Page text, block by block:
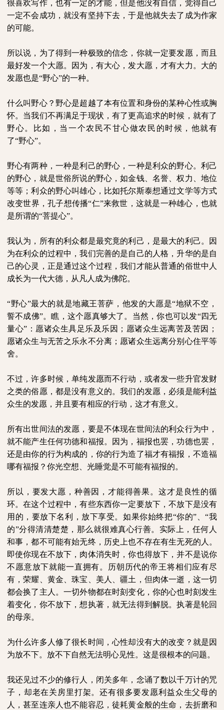
很喜欢写作，也有一定的才能，但是他没有自信，觉得自己
一定不会成功，就没有坚持下去，于是他就失去了成为作家
的可能。
所以说，为了得到一种极致的信念，你就一定要发愿，而且
最好发一个大愿。因为，有大心，发大愿，才有大力。大的
发愿也是“野心”的一种。
什么叫野心？野心是超越了本有位置和身份的某种心性或胸
怀。当我们不再满足于现状，有了更高追求的时候，就有了
野心。比如，当一个农民不甘心做农民的时候，他就有
了“野心”。
野心有两种，一种是利己的野心，一种是利众的野心。利己
的野心，就是世俗所说的野心，如金钱、名誉、权力、地位
等等；利众的野心叫雄心，比如托尔斯泰想通过文学等方式
改变世界，孔子想传播“仁”来救世，这就是一种雄心，也就
是所谓的“菩提心”。
我认为，所有的利众都是最究竟的利己，是最大的利己。因
为在利众的过程中，我们完善的是自己的人格，升华的是自
己的心灵，正是通过这个过程，我们才能从普通的俗世中人
成长为一代大德，从凡人成为佛陀。
“野心”最大的就是地藏王菩萨，他发的大愿是“地狱不空，
誓不成佛”。瞧，这个愿真够大了。当然，你也可以发“四无
量心”：愿诸众生具足乐及乐因；愿诸众生远离苦及苦因；
愿诸众生与无苦之乐永不分离；愿诸众生远离分别心住平等
舍。
不过，许多时候，单纯发愿而不行动，或者发一些升官发财
之类的俗愿，都是没有意义的。我们的发愿，必须是能利益
众生的发愿，并且要有相应的行动，这才有意义。
所有出世间法的发愿，要是不体现在世间法的利众行为中，
就不能产生任何功德和福报。因为，福报也罢，功德也罢，
还是由你的行为构成的，你的行为造了福才有福报，不造福
哪有福报？你光空想、光睡觉是不可能有福报的。
所以，要发大愿，种善因，才能得善果。这才是良性的循
环。在这个过程中，有些东西你一定要放下，不放下是没有
用的，要放下名利，放下享受。如果你始终把“你的”、“我
的”分得清清楚楚，那么就很难真心行善。实际上，任何人
和事，都不可能有始无终，历史上也不存在有生无死的人。
即使你现在不放下，肉体消失时，你也得放下，并不是说你
不愿意放下就能一直拥有。历朝历代的帝王将相们应有尽
有，荣耀、黄金、珠宝、美人、疆土，但肉体一逝，这一切
都会换了主人。一切外物都在时刻变化，你的心也时刻发生
着变化，你不放下，想执著，就无法得到解脱。执著是轮回
的母亲。
为什么许多人修了很长时间，心性却没有大的改变？就是因
为放不下。放不下自然无法明心见性。这是很根本的问题。
我还见过不少的修行人，闭关多年，念诵了数以千万计的咒
子，却老在关房里打架。还有很多要发愿利益众生父母的
人，甚至连亲人也不能容忍，徒耗黄金般的生命，去折磨和